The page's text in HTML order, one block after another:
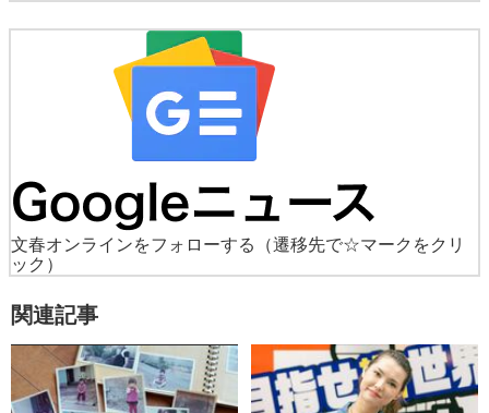
文春オンラインをフォローする
（遷移先で☆マークをクリ
ック）
関連記事